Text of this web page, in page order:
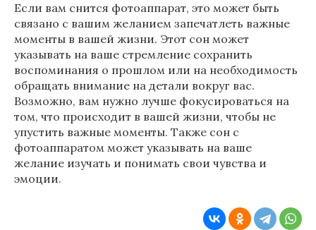
Если вам снится фотоаппарат, это может быть
связано с вашим желанием запечатлеть важные
моменты в вашей жизни. Этот сон может
указывать на ваше стремление сохранить
воспоминания о прошлом или на необходимость
обращать внимание на детали вокруг вас.
Возможно, вам нужно лучше фокусироваться на
том, что происходит в вашей жизни, чтобы не
упустить важные моменты. Также сон с
фотоаппаратом может указывать на ваше
желание изучать и понимать свои чувства и
эмоции.